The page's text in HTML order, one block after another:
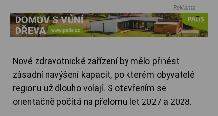
Reklama
Nové zdravotnické zařízení by mělo přinést
zásadní navýšení kapacit, po kterém obyvatelé
regionu už dlouho volají. S otevřením se
orientačně počítá na přelomu let 2027 a 2028.